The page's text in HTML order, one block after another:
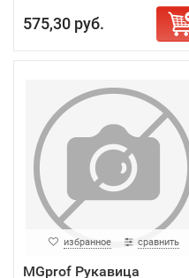
575,30 руб.
избранное сравнить
MGprof Рукавица